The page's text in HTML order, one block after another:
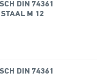
DIN 74361
M 12
DIN 74361